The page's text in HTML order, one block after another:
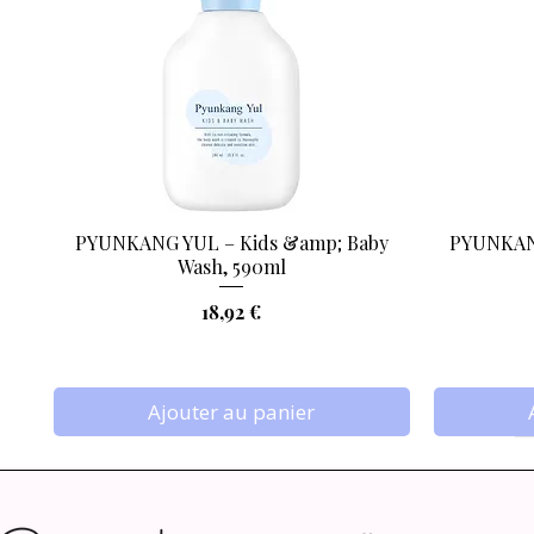
Aperçu rapide
PYUNKANG YUL – Kids &amp; Baby
Wash, 590ml
Prix
18,92 €
Ajouter au panier